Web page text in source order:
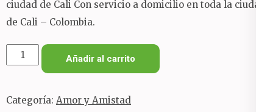
ciudad de Cali Con servicio a domicilio en toda la ciudad
de Cali – Colombia.
corazón
y
Añadir al carrito
Categoría: Amor y Amistad